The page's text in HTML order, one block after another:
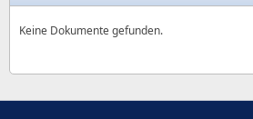
Keine Dokumente gefunden.